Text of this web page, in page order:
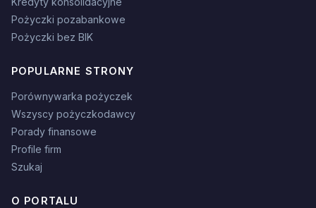
Pożyczki pozabankowe
Pożyczki bez BIK
POPULARNE STRONY
Porównywarka pożyczek
Wszyscy pożyczkodawcy
Porady finansowe
Profile firm
Szukaj
O PORTALU